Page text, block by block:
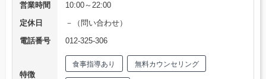
営業時間
10:00～22:00
定休日
－（問い合わせ）
電話番号
012-325-306
特徴
食事指導あり 無料カウンセリング